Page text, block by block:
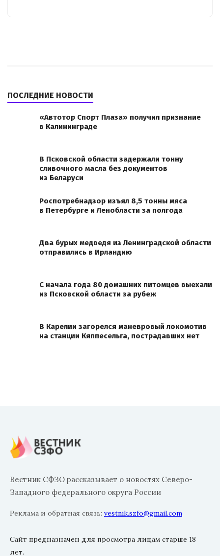
ПОСЛЕДНИЕ НОВОСТИ
«Автотор Спорт Плаза» получил признание
в Калининграде
В Псковской области задержали тонну
сливочного масла без документов
из Беларуси
Роспотребнадзор изъял 8,5 тонны мяса
в Петербурге и Ленобласти за полгода
Два бурых медведя из Ленинградской области
отправились в Ирландию
С начала года 80 домашних питомцев выехали
из Псковской области за рубеж
В Карелии загорелся маневровый локомотив
на станции Кяппесельга, пострадавших нет
Вестник СФЗО рассказывает о новостях Северо-
Западного федерального округа России
Реклама и обратная связь: vestnik.szfo@gmail.com
Сайт предназначен для просмотра лицам старше 18
лет.